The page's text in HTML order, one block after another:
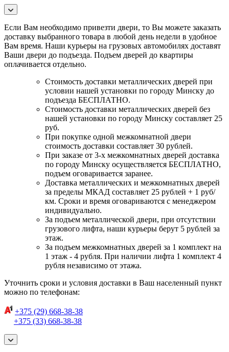
Если Вам необходимо привезти двери, то Вы можете заказать
доставку выбранного товара в любой день недели в удобное
Вам время. Наши курьеры на грузовых автомобилях доставят
Ваши двери до подъезда. Подъем дверей до квартиры
оплачивается отдельно.
Стоимость доставки металлических дверей при
условии нашей установки по городу Минску до
подъезда БЕСПЛАТНО.
Стоимость доставки металлических дверей без
нашей установки по городу Минску составляет 25
руб.
При покупке одной межкомнатной двери
стоимость доставки составляет 30 рублей.
При заказе от 3-х межкомнатных дверей доставка
по городу Минску осуществляется БЕСПЛАТНО,
подъем оговаривается заранее.
Доставка металлических и межкомнатных дверей
за пределы МКАД составляет 25 рублей + 1 руб/
км. Сроки и время оговариваются с менеджером
индивидуально.
За подъем металлической двери, при отсутствии
грузового лифта, наши курьеры берут 5 рублей за
этаж.
За подъем межкомнатных дверей за 1 комплект на
1 этаж - 4 рубля. При наличии лифта 1 комплект 4
рубля независимо от этажа.
Уточнить сроки и условия доставки в Ваш населенный пункт
можно по телефонам:
+375 (29) 668-38-38
+375 (33) 668-38-38